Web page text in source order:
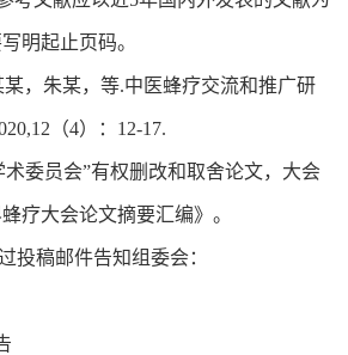
明起止页码。
，朱某，等.中医蜂疗交流和推广研
（4）：12-17.
术委员会”有权删改和取舍论文，大会
疗大会论文摘要汇编》。
投稿邮件告知组委会：